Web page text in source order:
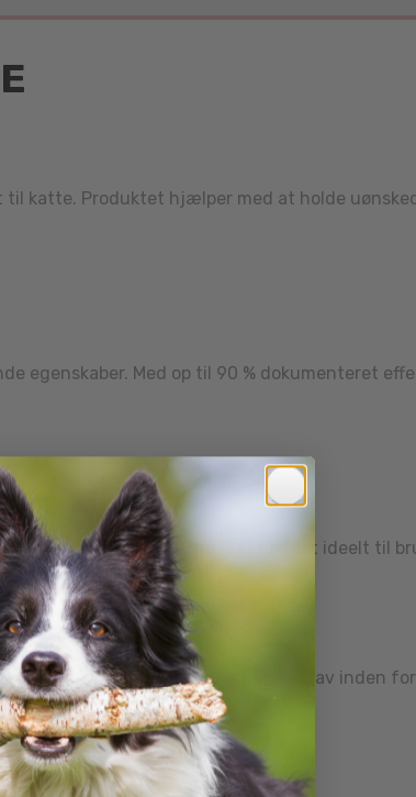
katte. Produktet hjælper med at holde
egenskaber. Med op til 90 % dokumenteret
din kat og omgivelserne. Det gør det ideelt til
at produktet lever op til strenge krav inden